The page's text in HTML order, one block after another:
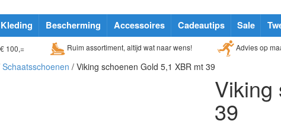
Kleding Bescherming Accessoires Cadeautips Sale
100,= Ruim assortiment, altijd wat naar wens! Advies op
Schaatsschoenen / Viking schoenen Gold 5,1 XBR mt 39
Viking
39